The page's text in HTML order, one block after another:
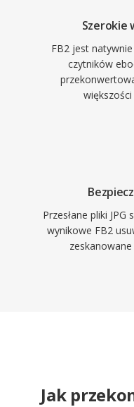
Szerokie
FB2 jest
czytników
Przesłane pliki
wynikowe FB2
Jak